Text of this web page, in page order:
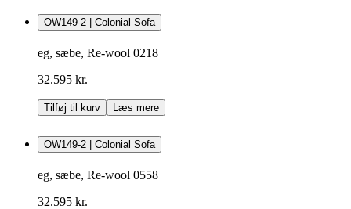
OW149-2 | Colonial Sofa
eg, sæbe, Re-wool 0218
32.595 kr.
Tilføj til kurv Læs mere
OW149-2 | Colonial Sofa
eg, sæbe, Re-wool 0558
32.595 kr.